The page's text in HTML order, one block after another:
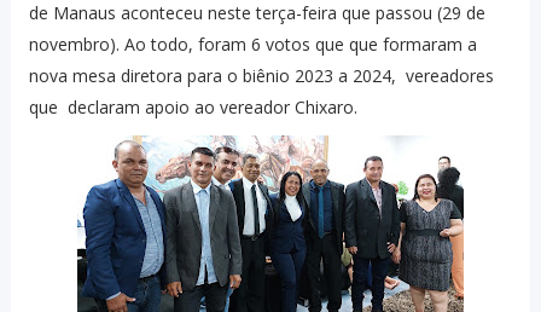
de Manaus aconteceu neste terça-feira que passou (29 de
novembro). Ao todo, foram 6 votos que que formaram a
nova mesa diretora para o biênio 2023 a 2024, vereadores
que declaram apoio ao vereador Chixaro.